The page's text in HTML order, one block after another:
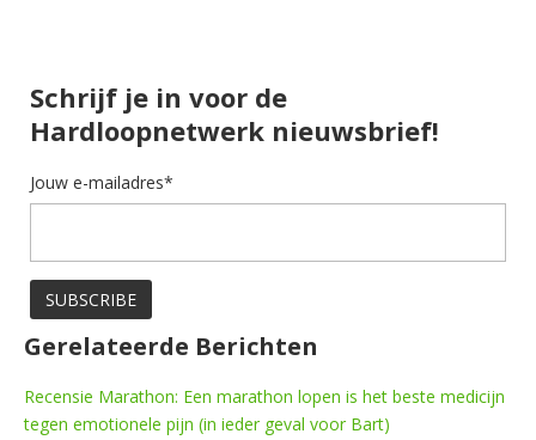
Schrijf je in voor de
Hardloopnetwerk nieuwsbrief!
Jouw e-mailadres*
Gerelateerde Berichten
Recensie Marathon: Een marathon lopen is het beste medicijn
tegen emotionele pijn (in ieder geval voor Bart)